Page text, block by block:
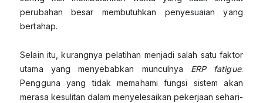
perubahan besar membutuhkan penyesuaian yang
bertahap.
Selain itu, kurangnya pelatihan menjadi salah satu faktor
utama yang menyebabkan munculnya ERP fatigue.
Pengguna yang tidak memahami fungsi sistem akan
merasa kesulitan dalam menyelesaikan pekerjaan sehari-